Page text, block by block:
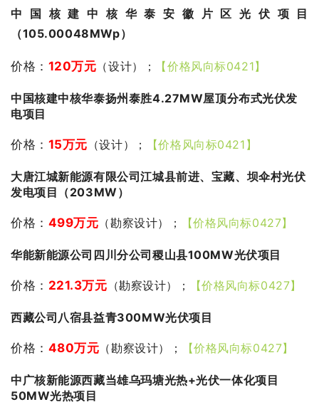
中国核建中核华泰安徽片区光伏项目
（105.00048MWp）
价格： 120万元 （设计）； 【价格风向标0421】
中国核建中核华泰扬州泰胜4.27MW屋顶分布式光伏发
电项目
价格： 15万元 （设计）； 【价格风向标0421】
大唐江城新能源有限公司江城县前进、宝藏、坝伞村光伏
发电项目（203MW）
价格： 499万元 （勘察设计）； 【价格风向标0427】
华能新能源公司四川分公司稷山县100MW光伏项目
价格： 221.3万元 （勘察设计）； 【价格风向标0427】
西藏公司八宿县益青300MW光伏项目
价格： 480万元 （勘察设计）； 【价格风向标0427】
中广核新能源西藏当雄乌玛塘光热+光伏一体化项目
50MW光热项目